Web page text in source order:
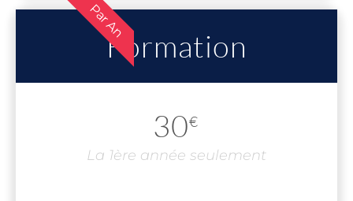
Par An
Formation
30€
La 1ère année seulement